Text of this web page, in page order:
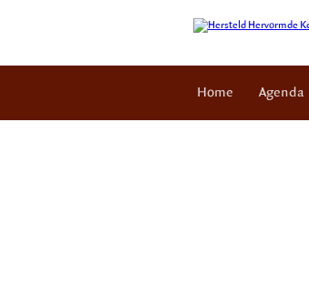
Home Agenda